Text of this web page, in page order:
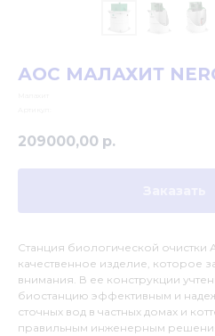
АОС МАЛАХИТ
209000,00 р.
Станция биологической очистки
качественное изделие, которое
внимания. В ее конструкции
биостанцию эффективным и
сточных вод в частных домах и
правильным инженерным